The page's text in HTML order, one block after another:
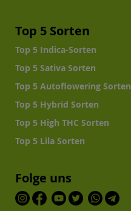
Top 5 Sorten
Top 5 Indica-Sorten
Top 5 Sativa Sorten
Top 5 Autoflowering Sorten
Top 5 Hybrid Sorten
Top 5 High THC Sorten
Top 5 Lila Sorten
Folge uns